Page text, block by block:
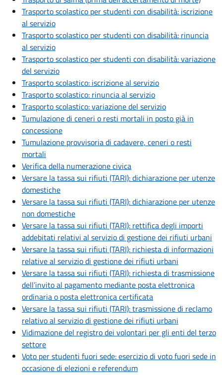
Trasporto scolastico per studenti con disabilità: iscrizione
al servizio
Trasporto scolastico per studenti con disabilità: rinuncia
al servizio
Trasporto scolastico per studenti con disabilità: variazione
del servizio
Trasporto scolastico: iscrizione al servizio
Trasporto scolastico: rinuncia al servizio
Trasporto scolastico: variazione del servizio
Tumulazione di ceneri o resti mortali in posto già in
concessione
Tumulazione provvisoria di cadavere, ceneri o resti
mortali
Verifica della numerazione civica
Versare la tassa sui rifiuti (TARI): dichiarazione per utenze
domestiche
Versare la tassa sui rifiuti (TARI): dichiarazione per utenze
non domestiche
Versare la tassa sui rifiuti (TARI): rettifica degli importi
addebitati relativi al servizio di gestione dei rifiuti urbani
Versare la tassa sui rifiuti (TARI): richiesta di informazioni
relative al servizio di gestione dei rifiuti urbani
Versare la tassa sui rifiuti (TARI): richiesta di trasmissione
dell’invito al pagamento mediante posta elettronica
ordinaria o posta elettronica certificata
Versare la tassa sui rifiuti (TARI): trasmissione di reclamo
relativo al servizio di gestione dei rifiuti urbani
Vidimazione del registro dei volontari per gli enti del terzo
settore
Voto per studenti fuori sede: esercizio di voto fuori sede in
occasione di elezioni e referendum